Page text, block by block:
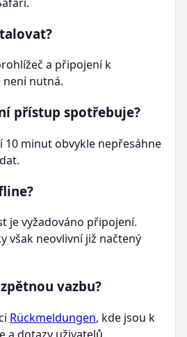
a připojení k
nutná.
přístup spotřebuje?
10 minut obvykle nepřesáhne
je vyžadováno připojení.
však neovlivní již načtený
vazbu?
Rückmeldungen, kde jsou k